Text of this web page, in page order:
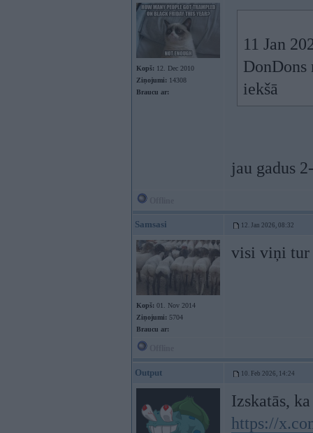
Kopš: 12. Dec 2010
Ziņojumi: 14308
Braucu ar:
11 Jan
iekšā
jau gadus
Samsasi 12. Jan 2026, 08:32
Kopš: 01. Nov 2014
Ziņojumi: 5704
Braucu ar:
visi viņi tur
Output 10. Feb 2026, 14:24
Izskatās,
https://